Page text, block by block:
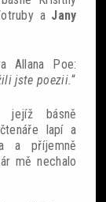
a Jany
Allana Poe:
jste poezii.“
jejíž básně
lapí a
a příjemně
mě nechalo